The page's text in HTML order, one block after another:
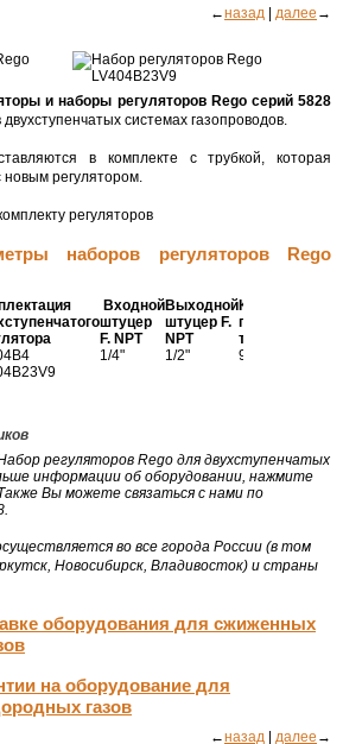
←назад далее →
и наборы регуляторов Rego серий 5828
системах газопроводов.
в комплекте с трубкой, которая
новым регулятором.
наборов регуляторов Rego
Входной
штуцер
F. NPT
Выходной
штуцер F.
NPT
Комплект
гибких
трубок
1/4" 1/2" 912JS12
регуляторов Rego для двухступенчатых
информации об оборудовании, нажмите
Вы можете связаться с нами по
во все города России (в том
Новосибирск, Владивосток) и страны
оборудования для сжиженных
на оборудование для
газов
←назад далее →